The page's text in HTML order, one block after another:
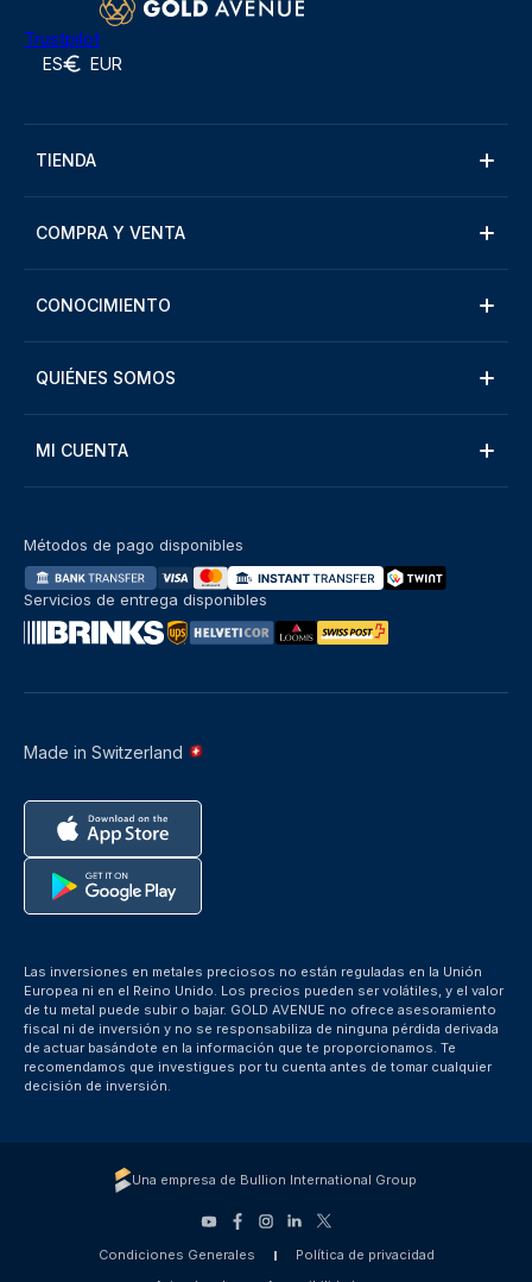
Trustpilot
ES EUR
TIENDA
COMPRA Y VENTA
CONOCIMIENTO
QUIÉNES SOMOS
MI CUENTA
Made in Switzerland
Métodos de pago disponibles
Servicios de entrega disponibles
Las inversiones en metales preciosos no están reguladas en la Unión
Europea ni en el Reino Unido. Los precios pueden ser volátiles, y el valor
de tu metal puede subir o bajar. GOLD AVENUE no ofrece asesoramiento
fiscal ni de inversión y no se responsabiliza de ninguna pérdida derivada
de actuar basándote en la información que te proporcionamos. Te
recomendamos que investigues por tu cuenta antes de tomar cualquier
decisión de inversión.
Una empresa de Bullion International Group
Condiciones Generales
Política de privacidad